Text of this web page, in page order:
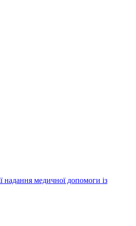
надання медичної допомоги із